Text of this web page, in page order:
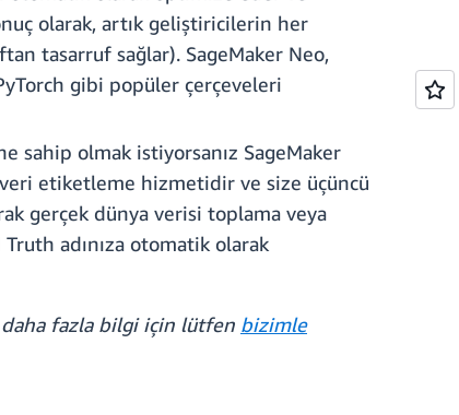
olarak, artık geliştiricilerin her
tasarruf sağlar). SageMaker Neo,
gibi popüler çerçeveleri
sahip olmak istiyorsanız SageMaker
etiketleme hizmetidir ve size üçüncü
gerçek dünya verisi toplama veya
adınıza otomatik olarak
daha fazla bilgi için lütfen bizimle